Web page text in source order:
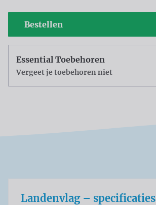
Bestellen
Essential Toebehoren
Vergeet je toebehoren niet
Landenvlag – specificaties